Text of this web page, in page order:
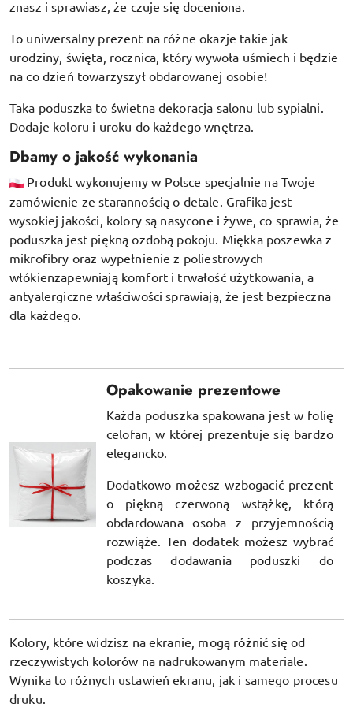
znasz i sprawiasz, że czuje się doceniona.
To uniwersalny prezent na różne okazje takie jak
urodziny, święta, rocznica, który wywoła uśmiech i będzie
na co dzień towarzyszył obdarowanej osobie!
Taka poduszka to świetna dekoracja salonu lub sypialni.
Dodaje koloru i uroku do każdego wnętrza.
Dbamy o jakość wykonania
Produkt wykonujemy w Polsce specjalnie na Twoje
zamówienie ze starannością o detale. Grafika jest
wysokiej jakości, kolory są nasycone i żywe, co sprawia, że
poduszka jest piękną ozdobą pokoju. Miękka poszewka z
mikrofibry oraz wypełnienie z poliestrowych
włókienzapewniają komfort i trwałość użytkowania, a
antyalergiczne właściwości sprawiają, że jest bezpieczna
dla każdego.
Opakowanie prezentowe
Każda poduszka spakowana jest w folię
celofan, w której prezentuje się bardzo
elegancko.
Dodatkowo możesz wzbogacić prezent
o piękną czerwoną wstążkę, którą
obdardowana osoba z przyjemnością
rozwiąże. Ten dodatek możesz wybrać
podczas dodawania poduszki do
koszyka.
Kolory, które widzisz na ekranie, mogą różnić się od
rzeczywistych kolorów na nadrukowanym materiale.
Wynika to różnych ustawień ekranu, jak i samego procesu
druku.